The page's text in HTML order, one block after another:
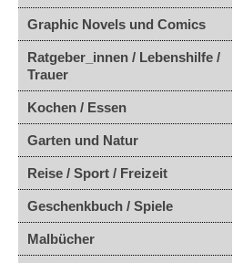
Graphic Novels und Comics
Ratgeber_innen / Lebenshilfe /
Trauer
Kochen / Essen
Garten und Natur
Reise / Sport / Freizeit
Geschenkbuch / Spiele
Malbücher